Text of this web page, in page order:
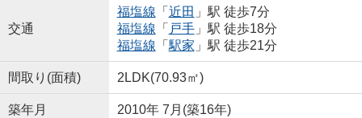
交通
福塩線 「 近田 」駅 徒歩7分
福塩線 「 戸手」駅 徒歩18分
福塩線 「 駅家 」駅 徒歩21分
間取り(面積) 2LDK(70.93㎡)
築年月 2010年 7月(築16年)